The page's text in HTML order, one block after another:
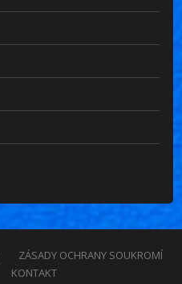
ZÁSADY OCHRANY SOUKROMÍ
KONTAKT